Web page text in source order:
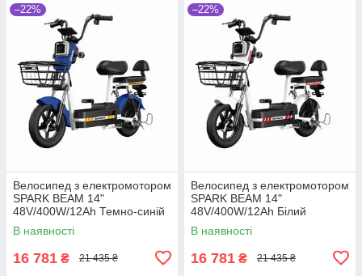
–22%
Велосипед з електромотором
SPARK BEAM 14"
48V/400W/12Ah Темно-синій
В наявності
16 781 ₴ 21 435 ₴
–22%
Велосипед з електромотором
SPARK BEAM 14"
48V/400W/12Ah Білий
В наявності
16 781 ₴ 21 435 ₴